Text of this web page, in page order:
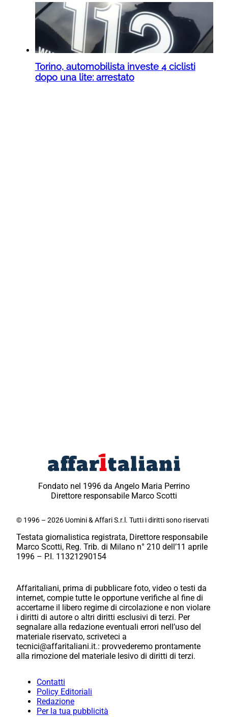
Torino, automobilista investe 4 ciclisti
dopo una lite: arrestato
Fondato nel 1996 da Angelo Maria Perrino
Direttore responsabile Marco Scotti
© 1996 – 2026 Uomini & Affari S.r.l. Tutti i diritti sono riservati
Testata giornalistica registrata, Direttore responsabile
Marco Scotti, Reg. Trib. di Milano n° 210 dell’11 aprile
1996 – P.I. 11321290154
Affaritaliani, prima di pubblicare foto, video o testi da
internet, compie tutte le opportune verifiche al fine di
accertarne il libero regime di circolazione e non violare
i diritti di autore o altri diritti esclusivi di terzi. Per
segnalare alla redazione eventuali errori nell’uso del
materiale riservato, scriveteci a
tecnici@affaritaliani.it.: provvederemo prontamente
alla rimozione del materiale lesivo di diritti di terzi.
Contatti
Policy Editoriali
Redazione
Per la tua pubblicità